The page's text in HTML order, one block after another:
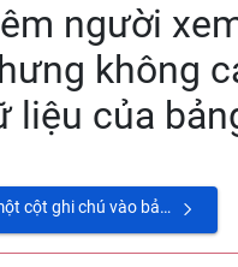
người
không
liệu của
Tôi muốn thêm một cột ghi chú vào bảng lương?